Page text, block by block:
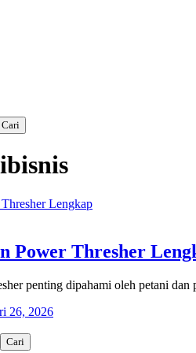
Power Thresher
penting dipahami oleh petani
26, 2026
Cari